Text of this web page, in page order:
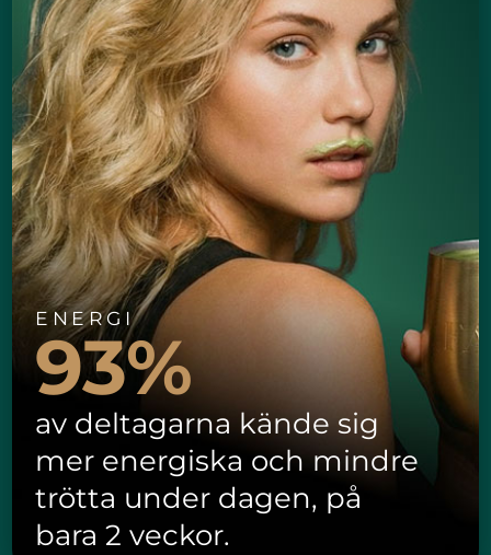
ENERGI
93%
av deltagarna kände sig
mer energiska och mindre
trötta under dagen, på
bara 2 veckor.